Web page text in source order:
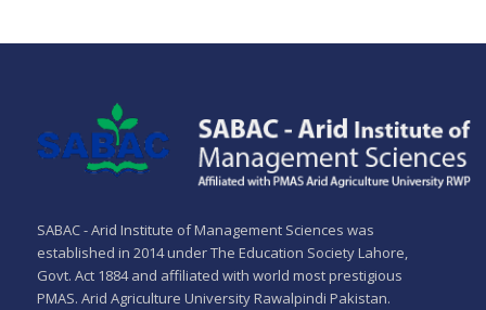
SABAC - Arid Institute of Management Sciences was
established in 2014 under The Education Society Lahore,
Govt. Act 1884 and affiliated with world most prestigious
PMAS. Arid Agriculture University Rawalpindi Pakistan.